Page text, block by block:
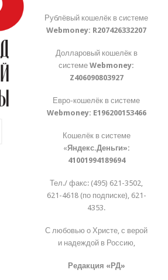
Рублёвый кошелёк в системе
Webmoney: R207426332207
Долларовый кошелёк в
системеWebmoney:
Z406090803927
Евро-кошелёк в системе
Webmoney: E196200153466
Кошелёк в системе
«Яндекс.Деньги»:
41001994189694
Тел./ факс: (495) 621-3502,
621-4618 (по подписке), 621-
4353.
С любовью о Христе, с верой
и надеждой в Россию,
Редакция «РД»